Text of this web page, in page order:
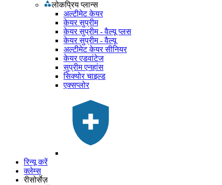
लोकप्रिय प्लान्स
अल्टीमेट केयर
केयर सुप्रीम
केयर सुप्रीम - वैल्यू प्लस
केयर सुप्रीम - वैल्यू
अल्टीमेट केयर सीनियर
केयर एडवांटेज
सुप्रीम एनहांस
सिक्योर चाइल्ड
एक्सप्लोर
रिन्यू करें
क्लेम्स
रीसोर्सेज़